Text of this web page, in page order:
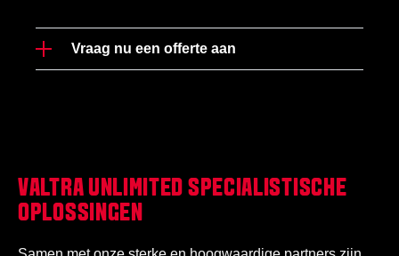
Vraag nu een offerte aan
VALTRA UNLIMITED SPECIALISTISCHE
OPLOSSINGEN